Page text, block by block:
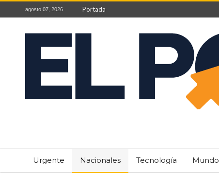
agosto 07, 2026 Portada
Urgente Nacionales Tecnología Mundo